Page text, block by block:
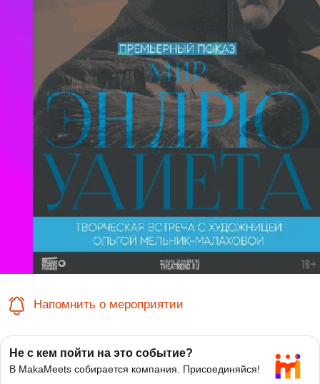
Напомнить о мероприятии